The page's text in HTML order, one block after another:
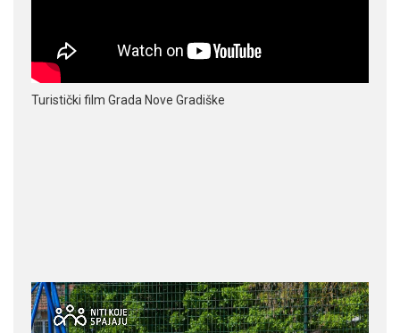
Turistički film Grada Nove Gradiške